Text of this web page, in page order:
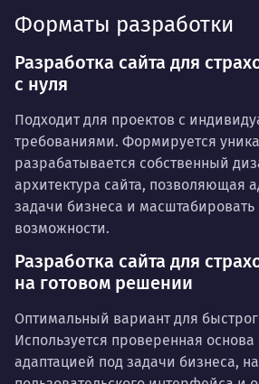
Форматы разработки
Разработка сайта для
с нуля
Подходит для проектов с
требованиями. Формируется
разрабатывается собственный
архитектура сайта, позволяющая
задачи бизнеса и
возможности.
Разработка сайта для
на готовом решении
Оптимальный вариант для
Используется проверенная
адаптацией под задачи бизнеса,